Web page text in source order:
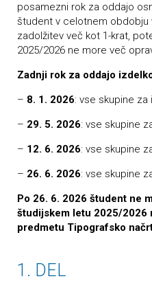
posamezni rok za oddajo
študent v celotnem obdobju
zadolžitev več kot 1-krat,
2025/2026 ne more več
Zadnji rok za oddajo
– 8. 1. 2026: vse skupine za
– 29. 5. 2026: vse skupine
– 12. 6. 2026: vse skupine
– 26. 6. 2026: vse skupine
Po 26. 6. 2026 študent ne
študijskem letu 2025/2026
predmetu Tipografsko
1. DEL